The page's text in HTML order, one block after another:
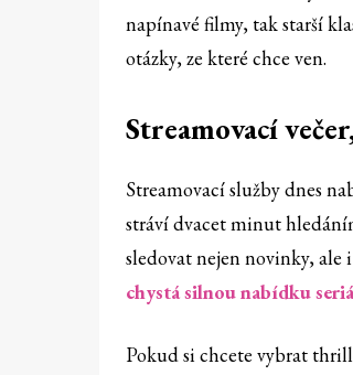
napínavé filmy, tak starší
otázky, ze které chce ven.
Streamovací
Streamovací služby dnes
stráví dvacet minut
sledovat nejen novinky,
chystá silnou nabídku
Pokud si chcete vybrat